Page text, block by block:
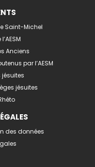
Saint-Michel
Anciens
par l’AESM
jésuites
des données